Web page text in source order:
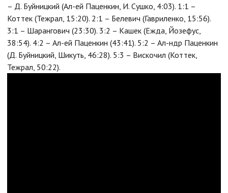
– Д. Буйницкий (Ал-ей Паценкин, И. Сушко, 4:03). 1:1 –
Коттек (Тежрал, 15:20). 2:1 – Белевич (Гавриленко, 15:56).
3:1 – Шарангович (23:30). 3:2 – Кашек (Ежда, Йозефус,
38:54). 4:2 – Ал-ей Паценкин (43:41). 5:2 – Ал-ндр Паценкин
(Д. Буйницкий, Шикуть, 46:28). 5:3 – Вискочил (Коттек,
Тежрал, 50:22).